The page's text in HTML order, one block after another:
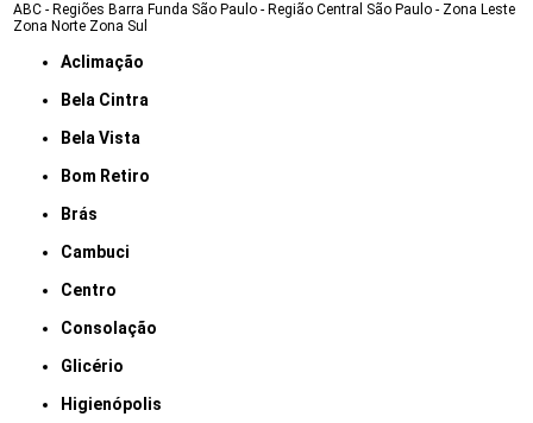
ABC - Regiões Barra Funda São Paulo - Região Central São Paulo - Zona Leste
Zona Norte Zona Sul
Aclimação
Bela Cintra
Bela Vista
Bom Retiro
Brás
Cambuci
Centro
Consolação
Glicério
Higienópolis